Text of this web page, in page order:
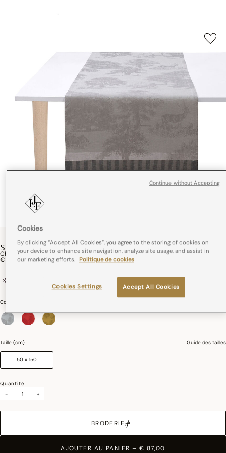
SOUVERAINE
Chemin De Table Souveraine Lin
€ 87,00
Repassage facile
Couleurs :
Taille (cm) Guide des tailles
50 x 150
Quantité
-
+
BRODERIE
AJOUTER AU PANIER – € 87,00
Cookies
By clicking “Accept All Cookies”, you agree to the storing of cookies on
your device to enhance site navigation, analyze site usage, and assist in
our marketing efforts. Politique de cookies
Accept All Cookies
Cookies Settings
Continue without Accepting